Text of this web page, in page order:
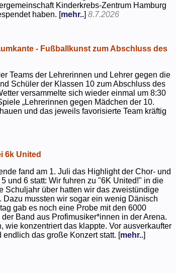
Kinderkrebs-Zentrum Hamburg
haben. [mehr..]8.7.2026
- Fußballkunst zum Abschluss des
Teams der Lehrerinnen und Lehrer gegen die
Schüler der Klassen 10 zum Abschluss des
versammelte sich wieder einmal um 8:30
„Lehrerinnen gegen Mädchen der 10.
und das jeweils favorisierte Team kräftig
6k United
fand am 1. Juli das Highlight der Chor- und
und 6 statt: Wir fuhren zu "6K United!" in die
Schuljahr über hatten wir das zweistündige
Dazu mussten wir sogar ein wenig Dänisch
gab es noch eine Probe mit den 6000
Band aus Profimusiker*innen in der Arena.
wie konzentriert das klappte. Vor ausverkaufter
endlich das große Konzert statt. [mehr..]